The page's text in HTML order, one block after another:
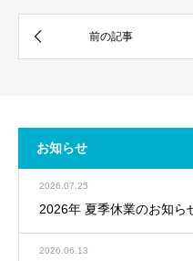
お知らせ
2026.07.25
2026年 夏季休業のお知ら
2026.06.13